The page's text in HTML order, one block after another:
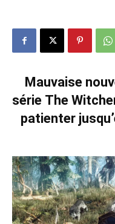
Mauvaise
série The
patienter